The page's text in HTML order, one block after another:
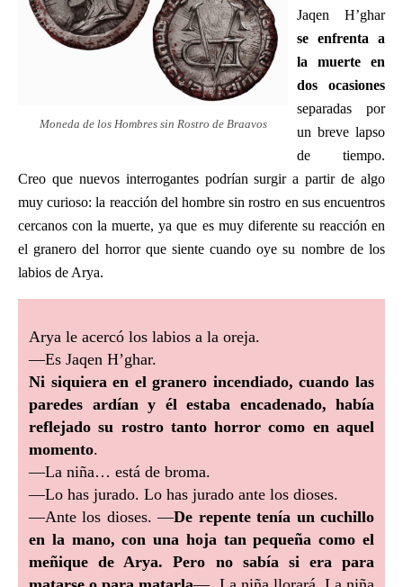
Moneda de los Hombres sin Rostro de Braavos
Jaqen H’ghar
se enfrenta a
la muerte en
dos ocasiones
separadas por
un breve lapso
de tiempo.
Creo que nuevos interrogantes podrían surgir a partir de algo
muy curioso: la reacción del hombre sin rostro en sus encuentros
cercanos con la muerte, ya que es muy diferente su reacción en
el granero del horror que siente cuando oye su nombre de los
labios de Arya.
Arya le acercó los labios a la oreja.
—Es Jaqen H’ghar.
Ni siquiera en el granero incendiado, cuando las
paredes ardían y él estaba encadenado, había
reflejado su rostro tanto horror como en aquel
momento.
—La niña… está de broma.
—Lo has jurado. Lo has jurado ante los dioses.
—Ante los dioses. —De repente tenía un cuchillo
en la mano, con una hoja tan pequeña como el
meñique de Arya. Pero no sabía si era para